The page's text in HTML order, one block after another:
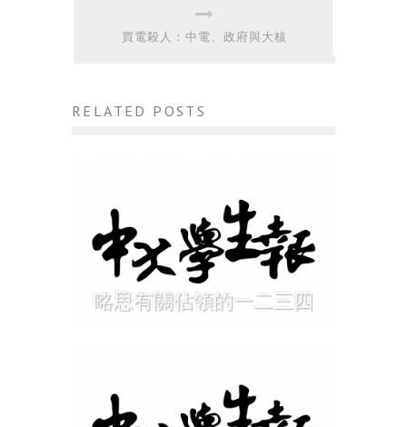
買電殺人：中電、政府與大核
RELATED POSTS
略思有關佔領的一二三四